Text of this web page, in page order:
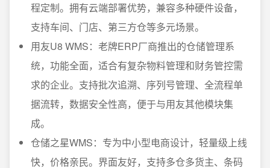
程定制。拥有云端部署优势，兼容多种硬件设备，
支持车间、门店、第三方仓等多元场景。
用友U8 WMS：老牌ERP厂商推出的仓储管理系
统，功能全面，适合有复杂物料管理和财务管控需
求的企业。支持批次追溯、序列号管理、全流程单
据流转，数据安全性高，便于与用友其他模块集
成。
仓储之星WMS：专为中小型电商设计，轻量级上线
快，价格亲民。界面友好，支持多仓多货主、条码